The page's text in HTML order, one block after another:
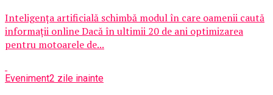
Inteligența artificială schimbă modul în care oamenii caută
informații online Dacă în ultimii 20 de ani optimizarea
pentru motoarele de...
Eveniment2 zile inainte